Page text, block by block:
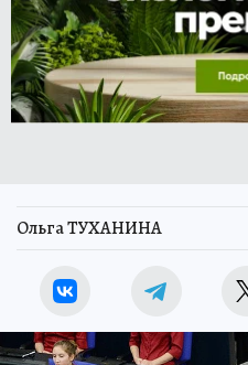
Ольга ТУХАНИНА